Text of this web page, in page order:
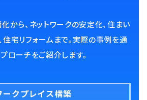
から、ネットワークの安定化、住まい
宅リフォームまで。実際の事例を通
ローチをご紹介します。
ークプレイス構築